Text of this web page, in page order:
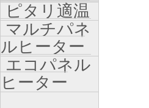
ピタリ適温
マルチパネ
ルヒーター
エコパネル
ヒーター